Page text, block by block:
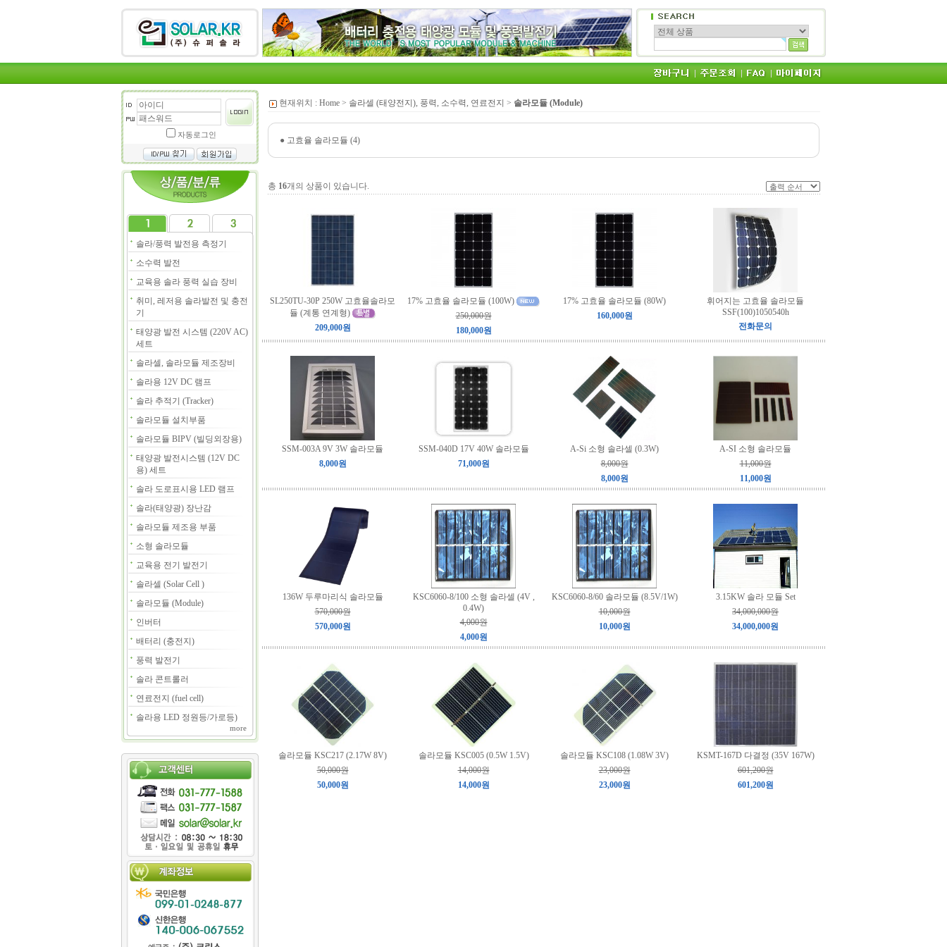
자동로그인
솔라/풍력 발전용 측정기
소수력 발전
교육용 솔라 풍력 실습 장비
취미, 레저용 솔라발전 및 충전
기
태양광 발전 시스템 (220V AC)
세트
솔라셀, 솔라모듈 제조장비
솔라용 12V DC 램프
솔라 추적기 (Tracker)
솔라모듈 설치부품
솔라모듈 BIPV (빌딩외장용)
태양광 발전시스템 (12V DC
용) 세트
솔라 도로표시용 LED 램프
솔라(태양광) 장난감
솔라모듈 제조용 부품
소형 솔라모듈
교육용 전기 발전기
솔라셀 (Solar Cell )
솔라모듈 (Module)
인버터
배터리 (충전지)
풍력 발전기
솔라 콘트롤러
연료전지 (fuel cell)
솔라용 LED 정원등/가로등)
more
현재위치 : Home > 솔라셀 (태양전지), 풍력, 소수력, 연료전지 > 솔라모듈 (Module)
● 고효율 솔라모듈 (4)
총 16개의 상품이 있습니다.
SL250TU-30P 250W 고효율솔라모
듈 (계통 연계형)
209,000원
17% 고효율 솔라모듈 (100W)
250,000원
180,000원
17% 고효율 솔라모듈 (80W)
160,000원
휘어지는 고효율 솔라모듈
SSF(100)1050540h
전화문의
SSM-003A 9V 3W 솔라모듈
8,000원
SSM-040D 17V 40W 솔라모듈
71,000원
A-Si 소형 솔라셀 (0.3W)
8,000원
8,000원
A-SI 소형 솔라모듈
11,000원
11,000원
136W 두루마리식 솔라모듈
570,000원
570,000원
KSC6060-8/100 소형 솔라셀 (4V ,
0.4W)
4,000원
4,000원
KSC6060-8/60 솔라모듈 (8.5V/1W)
10,000원
10,000원
3.15KW 솔라 모듈 Set
34,000,000원
34,000,000원
솔라모듈 KSC217 (2.17W 8V)
50,000원
50,000원
솔라모듈 KSC005 (0.5W 1.5V)
14,000원
14,000원
솔라모듈 KSC108 (1.08W 3V)
23,000원
23,000원
KSMT-167D 다결정 (35V 167W)
601,200원
601,200원